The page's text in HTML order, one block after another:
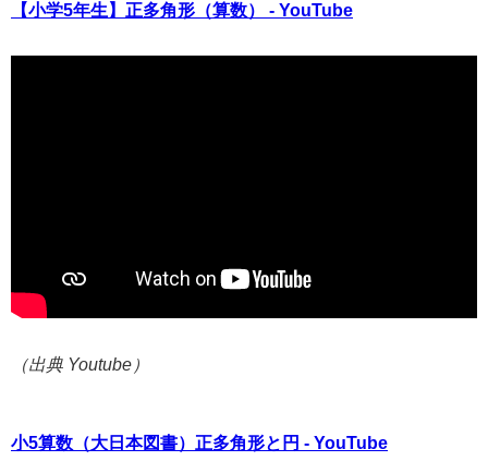
【小学5年生】正多角形（算数） - YouTube
（出典 Youtube）
小5算数（大日本図書）正多角形と円 - YouTube